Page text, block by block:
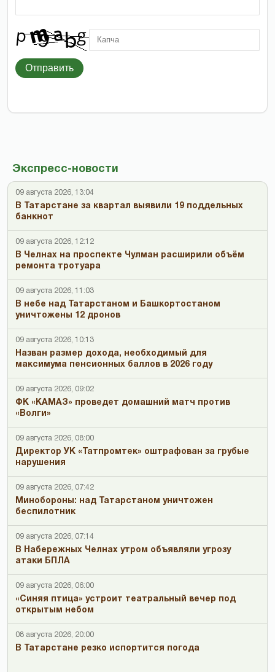
Экспресс-новости
09 августа 2026, 13:04
В Татарстане за квартал выявили 19 поддельных
банкнот
09 августа 2026, 12:12
В Челнах на проспекте Чулман расширили объём
ремонта тротуара
09 августа 2026, 11:03
В небе над Татарстаном и Башкортостаном
уничтожены 12 дронов
09 августа 2026, 10:13
Назван размер дохода, необходимый для
максимума пенсионных баллов в 2026 году
09 августа 2026, 09:02
ФК «КАМАЗ» проведет домашний матч против
«Волги»
09 августа 2026, 08:00
Директор УК «Татпромтек» оштрафован за грубые
нарушения
09 августа 2026, 07:42
Минобороны: над Татарстаном уничтожен
беспилотник
09 августа 2026, 07:14
В Набережных Челнах утром объявляли угрозу
атаки БПЛА
09 августа 2026, 06:00
«Синяя птица» устроит театральный вечер под
открытым небом
08 августа 2026, 20:00
В Татарстане резко испортится погода
Отправить